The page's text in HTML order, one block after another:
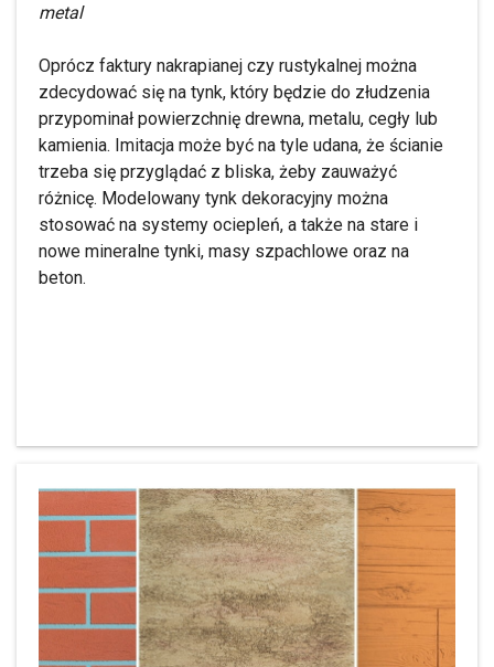
metal
Oprócz faktury nakrapianej czy rustykalnej można
zdecydować się na tynk, który będzie do złudzenia
przypominał powierzchnię drewna, metalu, cegły lub
kamienia. Imitacja może być na tyle udana, że ścianie
trzeba się przyglądać z bliska, żeby zauważyć
różnicę. Modelowany tynk dekoracyjny można
stosować na systemy ociepleń, a także na stare i
nowe mineralne tynki, masy szpachlowe oraz na
beton.